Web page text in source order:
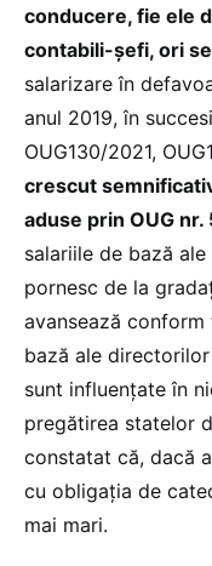
conducere, fie ele
contabili-șefi, ori
salarizare în
anul 2019, în
OUG130/2021,
crescut
aduse prin OUG
salariile de bază
pornesc de la
avansează
bază ale
sunt influențate în
pregătirea statelor
constatat că, dacă
cu obligația de
mai mari.